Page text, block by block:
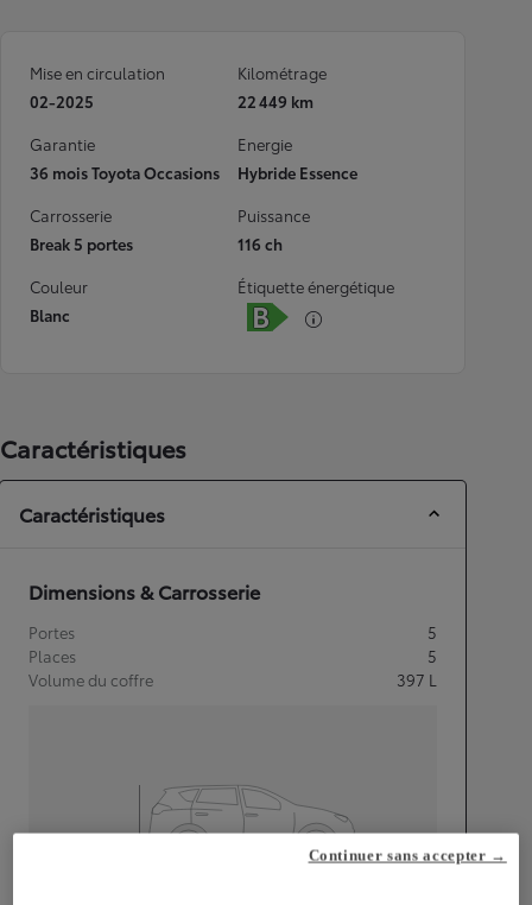
Mise en circulation
02-2025
Kilométrage
22 449 km
Garantie
36 mois Toyota Occasions
Energie
Hybride Essence
Carrosserie
Break 5 portes
Puissance
116 ch
Couleur
Blanc
Étiquette énergétique
Caractéristiques
Caractéristiques
Dimensions & Carrosserie
Portes
5
Places
5
Volume du coffre
397 L
Continuer sans accepter →